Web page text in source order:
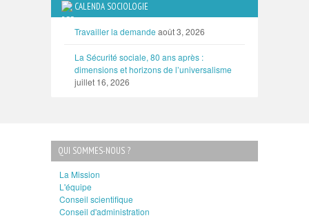
CALENDA SOCIOLOGIE
Travailler la demande août 3, 2026
La Sécurité sociale, 80 ans après :
dimensions et horizons de l’universalisme
juillet 16, 2026
QUI SOMMES-NOUS ?
La Mission
L'équipe
Conseil scientifique
Conseil d'administration